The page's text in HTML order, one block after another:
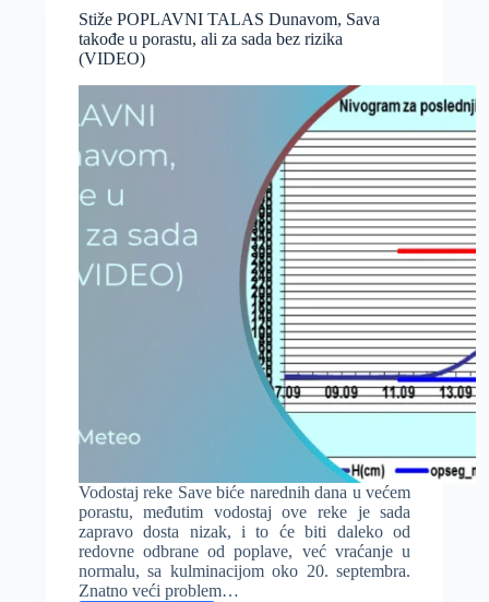
otkrivamo
kada
će
biti
iznad
20°C,
ali
se
očekuju
nove
padavine?!
Stiže POPLAVNI TALAS Dunavom, Sava
takođe u porastu, ali za sada bez rizika
(VIDEO)
Vodostaj reke Save biće narednih dana u većem
porastu, međutim vodostaj ove reke je sada
zapravo dosta nizak, i to će biti daleko od
redovne odbrane od poplave, već vraćanje u
normalu, sa kulminacijom oko 20. septembra.
Znatno veći problem…